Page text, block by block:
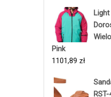
Pink
1101,89 zł